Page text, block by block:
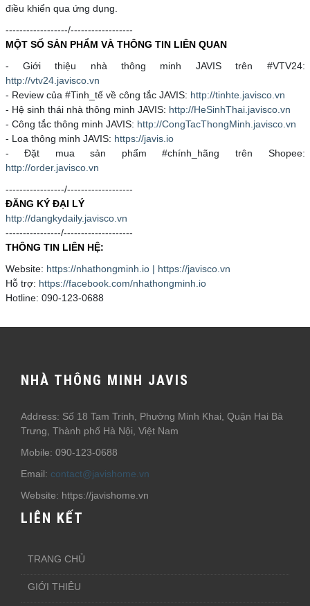
điều khiển qua ứng dụng.
------------------/------------------
MỘT SỐ SẢN PHẨM VÀ THÔNG TIN LIÊN QUAN
- Giới thiệu nhà thông minh JAVIS trên #VTV24:
http://vtv24.javisco.vn
- Review của #Tinh_tế về công tắc JAVIS: http://tinhte.javisco.vn
- Hệ sinh thái nhà thông minh JAVIS: http://HeSinhThai.javisco.vn
- Công tắc thông minh JAVIS: http://CongTacThongMinh.javisco.vn
- Loa thông minh JAVIS: https://javis.io
- Đặt mua sản phẩm #chính_hãng trên Shopee:
http://order.javisco.vn
-----------------/-------------------
ĐĂNG KÝ ĐẠI LÝ
http://dangkydaily.javisco.vn
----------------/--------------------
THÔNG TIN LIÊN HỆ:
Website: https://nhathongminh.io | https://javisco.vn
Hỗ trợ: https://facebook.com/nhathongminh.io
Hotline: 090-123-0688
NHÀ THÔNG MINH JAVIS
Address: Số 18 Tam Trinh, Phường Minh Khai, Quận Hai Bà
Trưng, Thành phố Hà Nội, Việt Nam
Mobile: 090-123-0688
Email: contact@javishome.vn
Website: https://javishome.vn
LIÊN KẾT
TRANG CHỦ
GIỚI THIÊU